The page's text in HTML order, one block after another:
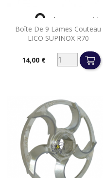
Boîte De 9 Lames Couteau
LICO SUPINOX R70
14,00 €
 Aperçu rapide